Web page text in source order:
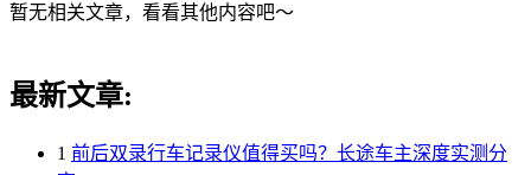
暂无相关文章，看看其他内容吧～
最新文章:
1 前后双录行车记录仪值得买吗？长途车主深度实测分